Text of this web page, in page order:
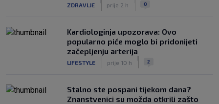
ZDRAVLJE prije 2 h 0
Kardiologinja upozorava: Ovo
popularno piće moglo bi pridonijeti
začepljenju arterija
LIFESTYLE prije 10 h 2
Stalno ste pospani tijekom dana?
Znanstvenici su možda otkrili zašto